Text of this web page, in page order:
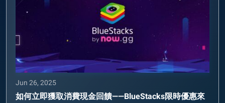
Jun 26, 2025
如何立即獲取消費現金回饋——BlueStacks限時優惠來